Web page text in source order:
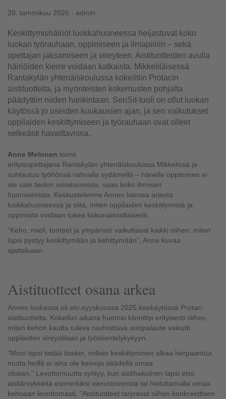
20. tammikuu 2026 - admin
Keskittymishäiriöt luokkahuoneessa heijastuvat koko
luokan työrauhaan, oppimiseen ja ilmapiiriin – sekä
opettajan jaksamiseen ja vireyteen. Aistituotteiden avulla
häiriöiden kierre voidaan katkaista. Mikkeliläisessä
Rantakylän yhtenäiskoulussa kokeiltiin Protacin
aistituotteita, ja myönteisten kokemusten pohjalta
päädyttiin niiden hankintaan. SenSit-tuoli on ollut luokan
käytössä jo useiden kuukausien ajan, ja sen vaikutukset
oppilaiden keskittymiseen ja työrauhaan ovat olleet
selkeästi havaittavissa.
Anne Melonen toimii
erityisopettajana Rantakylän yhtenäiskoulussa Mikkelissä ja
suhtautuu työhönsä vahvalla sydämellä – hänelle oppiminen ei
ole vain tiedon omaksumista, vaan koko ihmisen
huomioimista.
Keskustelimme Annen kanssa arjesta
luokkahuoneessa ja siitä, miten oppilaiden keskittymistä ja
oppimista voidaan tukea kokonaisvaltaisesti.
“Keho, mieli, tunteet ja ympäristö vaikuttavat kaikki siihen, miten
lapsi pystyy keskittymään ja kehittymään”, Anne kuvaa
ajatteluaan.
Aistituotteet osana arkea
Annen luokassa oli elo-syyskuussa 2025 koekäytössä Protac-
aistituotteita. Kokeilun aikana huomio kiinnittyi erityisesti siihen,
miten kehon kautta tuleva rauhoittava aistipalaute vaikutti
oppilaiden vireystilaan ja työskentelykykyyn.
“Moni lapsi tietää itsekin, milloin keskittyminen alkaa herpaantua,
mutta heillä ei aina ole keinoja säädellä omaa
oloaan. ” L evottomuutta syntyy, kun aistihakuinen lapsi etsii
aistiärsykkeitä esimerkiksi vierustoverista tai heiluttamalla omaa
kehoaan levottomasti. ”Aistituotteet tarjoavat siihen konkreettisen